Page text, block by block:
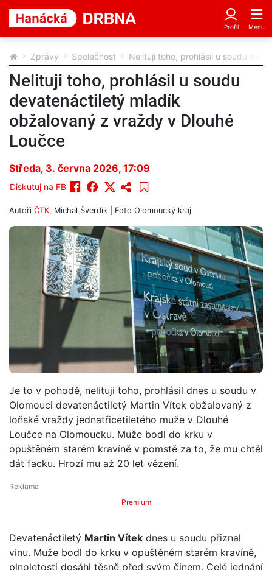
Zprávy Společnost Nelituji toho, prohlásil u soudu
Nelituji toho, prohlásil u soudu
devatenáctiletý mladík
obžalovaný z vraždy v Dlouhé
Loučce
Středa, 3. června 2026, 17:09
Diskutuj na FB
Autoři ČTK, Michal Šverdík | Foto Olomoucký kraj
Je to v pohodě, nelituji toho, prohlásil dnes u soudu v
Olomouci devatenáctiletý Martin Vítek obžalovaný z
loňské vraždy jednatřicetiletého muže v Dlouhé
Loučce na Olomoucku. Muže bodl do krku v
opuštěném starém kravíně v pomstě za to, že mu chtěl
dát facku. Hrozí mu až 20 let vězení.
Premium
Devatenáctiletý Martin Vítek dnes u soudu přiznal
vinu. Muže bodl do krku v opuštěném starém kravíně,
plnoletosti dosáhl těsně před svým činem. Celé jednání